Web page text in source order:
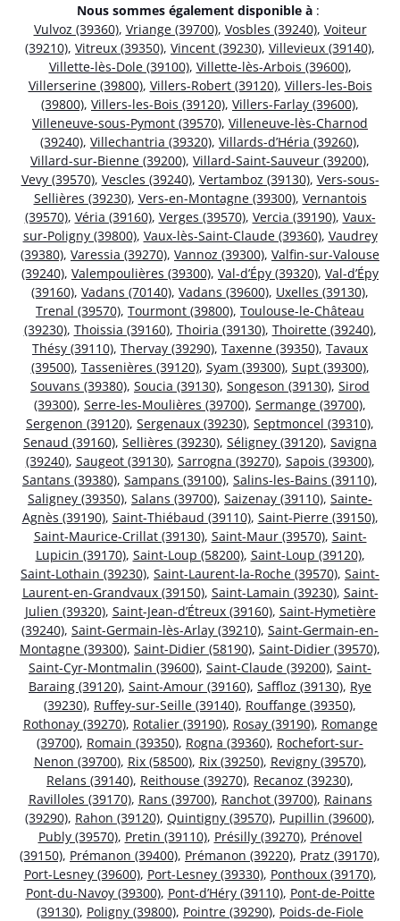
Nous sommes également disponible à :
Vulvoz (39360), Vriange (39700), Vosbles (39240), Voiteur
(39210), Vitreux (39350), Vincent (39230), Villevieux (39140),
Villette-lès-Dole (39100), Villette-lès-Arbois (39600),
Villerserine (39800), Villers-Robert (39120), Villers-les-Bois
(39800), Villers-les-Bois (39120), Villers-Farlay (39600),
Villeneuve-sous-Pymont (39570), Villeneuve-lès-Charnod
(39240), Villechantria (39320), Villards-d’Héria (39260),
Villard-sur-Bienne (39200), Villard-Saint-Sauveur (39200),
Vevy (39570), Vescles (39240), Vertamboz (39130), Vers-sous-
Sellières (39230), Vers-en-Montagne (39300), Vernantois
(39570), Véria (39160), Verges (39570), Vercia (39190), Vaux-
sur-Poligny (39800), Vaux-lès-Saint-Claude (39360), Vaudrey
(39380), Varessia (39270), Vannoz (39300), Valfin-sur-Valouse
(39240), Valempoulières (39300), Val-d’Épy (39320), Val-d’Épy
(39160), Vadans (70140), Vadans (39600), Uxelles (39130),
Trenal (39570), Tourmont (39800), Toulouse-le-Château
(39230), Thoissia (39160), Thoiria (39130), Thoirette (39240),
Thésy (39110), Thervay (39290), Taxenne (39350), Tavaux
(39500), Tassenières (39120), Syam (39300), Supt (39300),
Souvans (39380), Soucia (39130), Songeson (39130), Sirod
(39300), Serre-les-Moulières (39700), Sermange (39700),
Sergenon (39120), Sergenaux (39230), Septmoncel (39310),
Senaud (39160), Sellières (39230), Séligney (39120), Savigna
(39240), Saugeot (39130), Sarrogna (39270), Sapois (39300),
Santans (39380), Sampans (39100), Salins-les-Bains (39110),
Saligney (39350), Salans (39700), Saizenay (39110), Sainte-
Agnès (39190), Saint-Thiébaud (39110), Saint-Pierre (39150),
Saint-Maurice-Crillat (39130), Saint-Maur (39570), Saint-
Lupicin (39170), Saint-Loup (58200), Saint-Loup (39120),
Saint-Lothain (39230), Saint-Laurent-la-Roche (39570), Saint-
Laurent-en-Grandvaux (39150), Saint-Lamain (39230), Saint-
Julien (39320), Saint-Jean-d’Étreux (39160), Saint-Hymetière
(39240), Saint-Germain-lès-Arlay (39210), Saint-Germain-en-
Montagne (39300), Saint-Didier (58190), Saint-Didier (39570),
Saint-Cyr-Montmalin (39600), Saint-Claude (39200), Saint-
Baraing (39120), Saint-Amour (39160), Saffloz (39130), Rye
(39230), Ruffey-sur-Seille (39140), Rouffange (39350),
Rothonay (39270), Rotalier (39190), Rosay (39190), Romange
(39700), Romain (39350), Rogna (39360), Rochefort-sur-
Nenon (39700), Rix (58500), Rix (39250), Revigny (39570),
Relans (39140), Reithouse (39270), Recanoz (39230),
Ravilloles (39170), Rans (39700), Ranchot (39700), Rainans
(39290), Rahon (39120), Quintigny (39570), Pupillin (39600),
Publy (39570), Pretin (39110), Présilly (39270), Prénovel
(39150), Prémanon (39400), Prémanon (39220), Pratz (39170),
Port-Lesney (39600), Port-Lesney (39330), Ponthoux (39170),
Pont-du-Navoy (39300), Pont-d’Héry (39110), Pont-de-Poitte
(39130), Poligny (39800), Pointre (39290), Poids-de-Fiole